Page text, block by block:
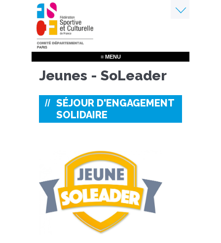
Aller
au
contenu
principal
≡ MENU
Jeunes - SoLeader
SÉJOUR D'ENGAGEMENT
SOLIDAIRE